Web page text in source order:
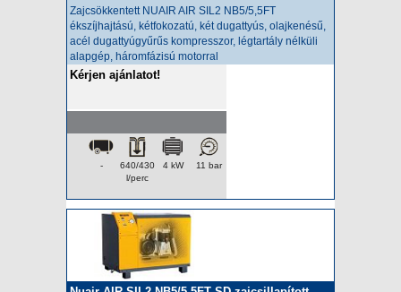
kompresszor
Zajcsökkentett NUAIR AIR SIL2 NB5/5,5FT
ékszíjhajtású, kétfokozatú, két dugattyús, olajkenésű,
acél dugattyúgyűrűs kompresszor, légtartály nélküli
alapgép, háromfázisú motorral
Kérjen ajánlatot!
11 bar
4 kW
640/430
l/perc
-